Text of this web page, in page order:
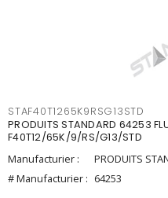
STAF40T1265K9RSG13STD
PRODUITS STANDARD 64253
F40T12/65K/9/RS/G13/STD
Manufacturier :
PRODUITS
# Manufacturier : 64253